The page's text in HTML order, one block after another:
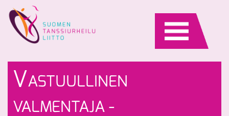
content
VASTUULLINEN
VALMENTAJA -